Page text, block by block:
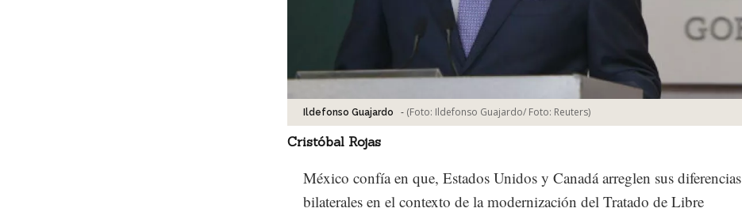
Ildefonso Guajardo - (Foto: Ildefonso Guajardo/ Foto: Reuters)
Cristóbal Rojas
México confía en que, Estados Unidos y Canadá arreglen sus diferencias
bilaterales en el contexto de la modernización del Tratado de Libre